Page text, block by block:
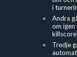
i
Andra
om igen
Tredje